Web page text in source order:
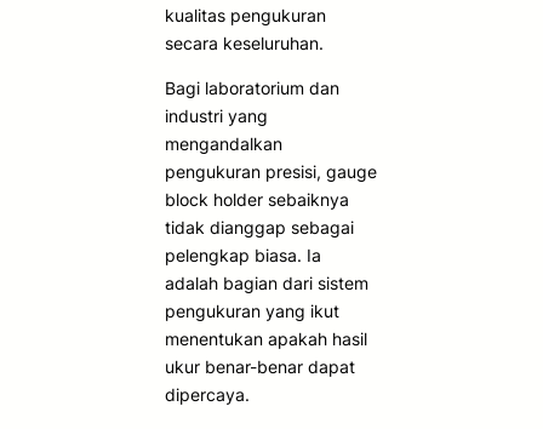
kualitas pengukuran
secara keseluruhan.
Bagi laboratorium dan
industri yang
mengandalkan
pengukuran presisi, gauge
block holder sebaiknya
tidak dianggap sebagai
pelengkap biasa. Ia
adalah bagian dari sistem
pengukuran yang ikut
menentukan apakah hasil
ukur benar-benar dapat
dipercaya.